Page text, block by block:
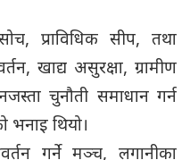
प्राविधिक सीप, तथा
खाद्य असुरक्षा, ग्रामीण
चुनौती समाधान गर्न
भनाइ थियो।
गर्ने मञ्च, लगानीका